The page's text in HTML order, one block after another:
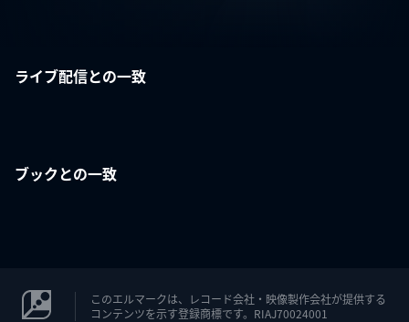
ライブ配信との一致
ブックとの一致
このエルマークは、レコード会社・映像製作会社が提供する
コンテンツを示す登録商標です。RIAJ70024001